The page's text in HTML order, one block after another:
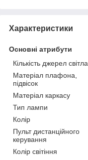
Характеристики
Основні атрибути
Кількість джерел світла
Матеріал плафона,
підвісок
Матеріал каркасу
Тип лампи
Колір
Пульт дистанційного
керування
Колір світіння